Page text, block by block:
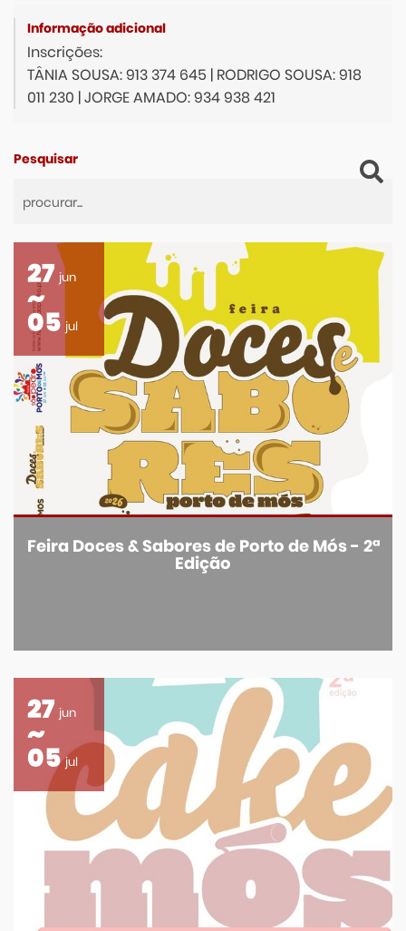
Inscrições:
TÂNIA SOUSA: 913 374 645 | RODRIGO SOUSA: 918
011 230 | JORGE AMADO: 934 938 421
Pesquisar
27 jun
05 jul
Feira Doces & Sabores de Porto de Mós - 2ª
Edição
27 jun
05 jul